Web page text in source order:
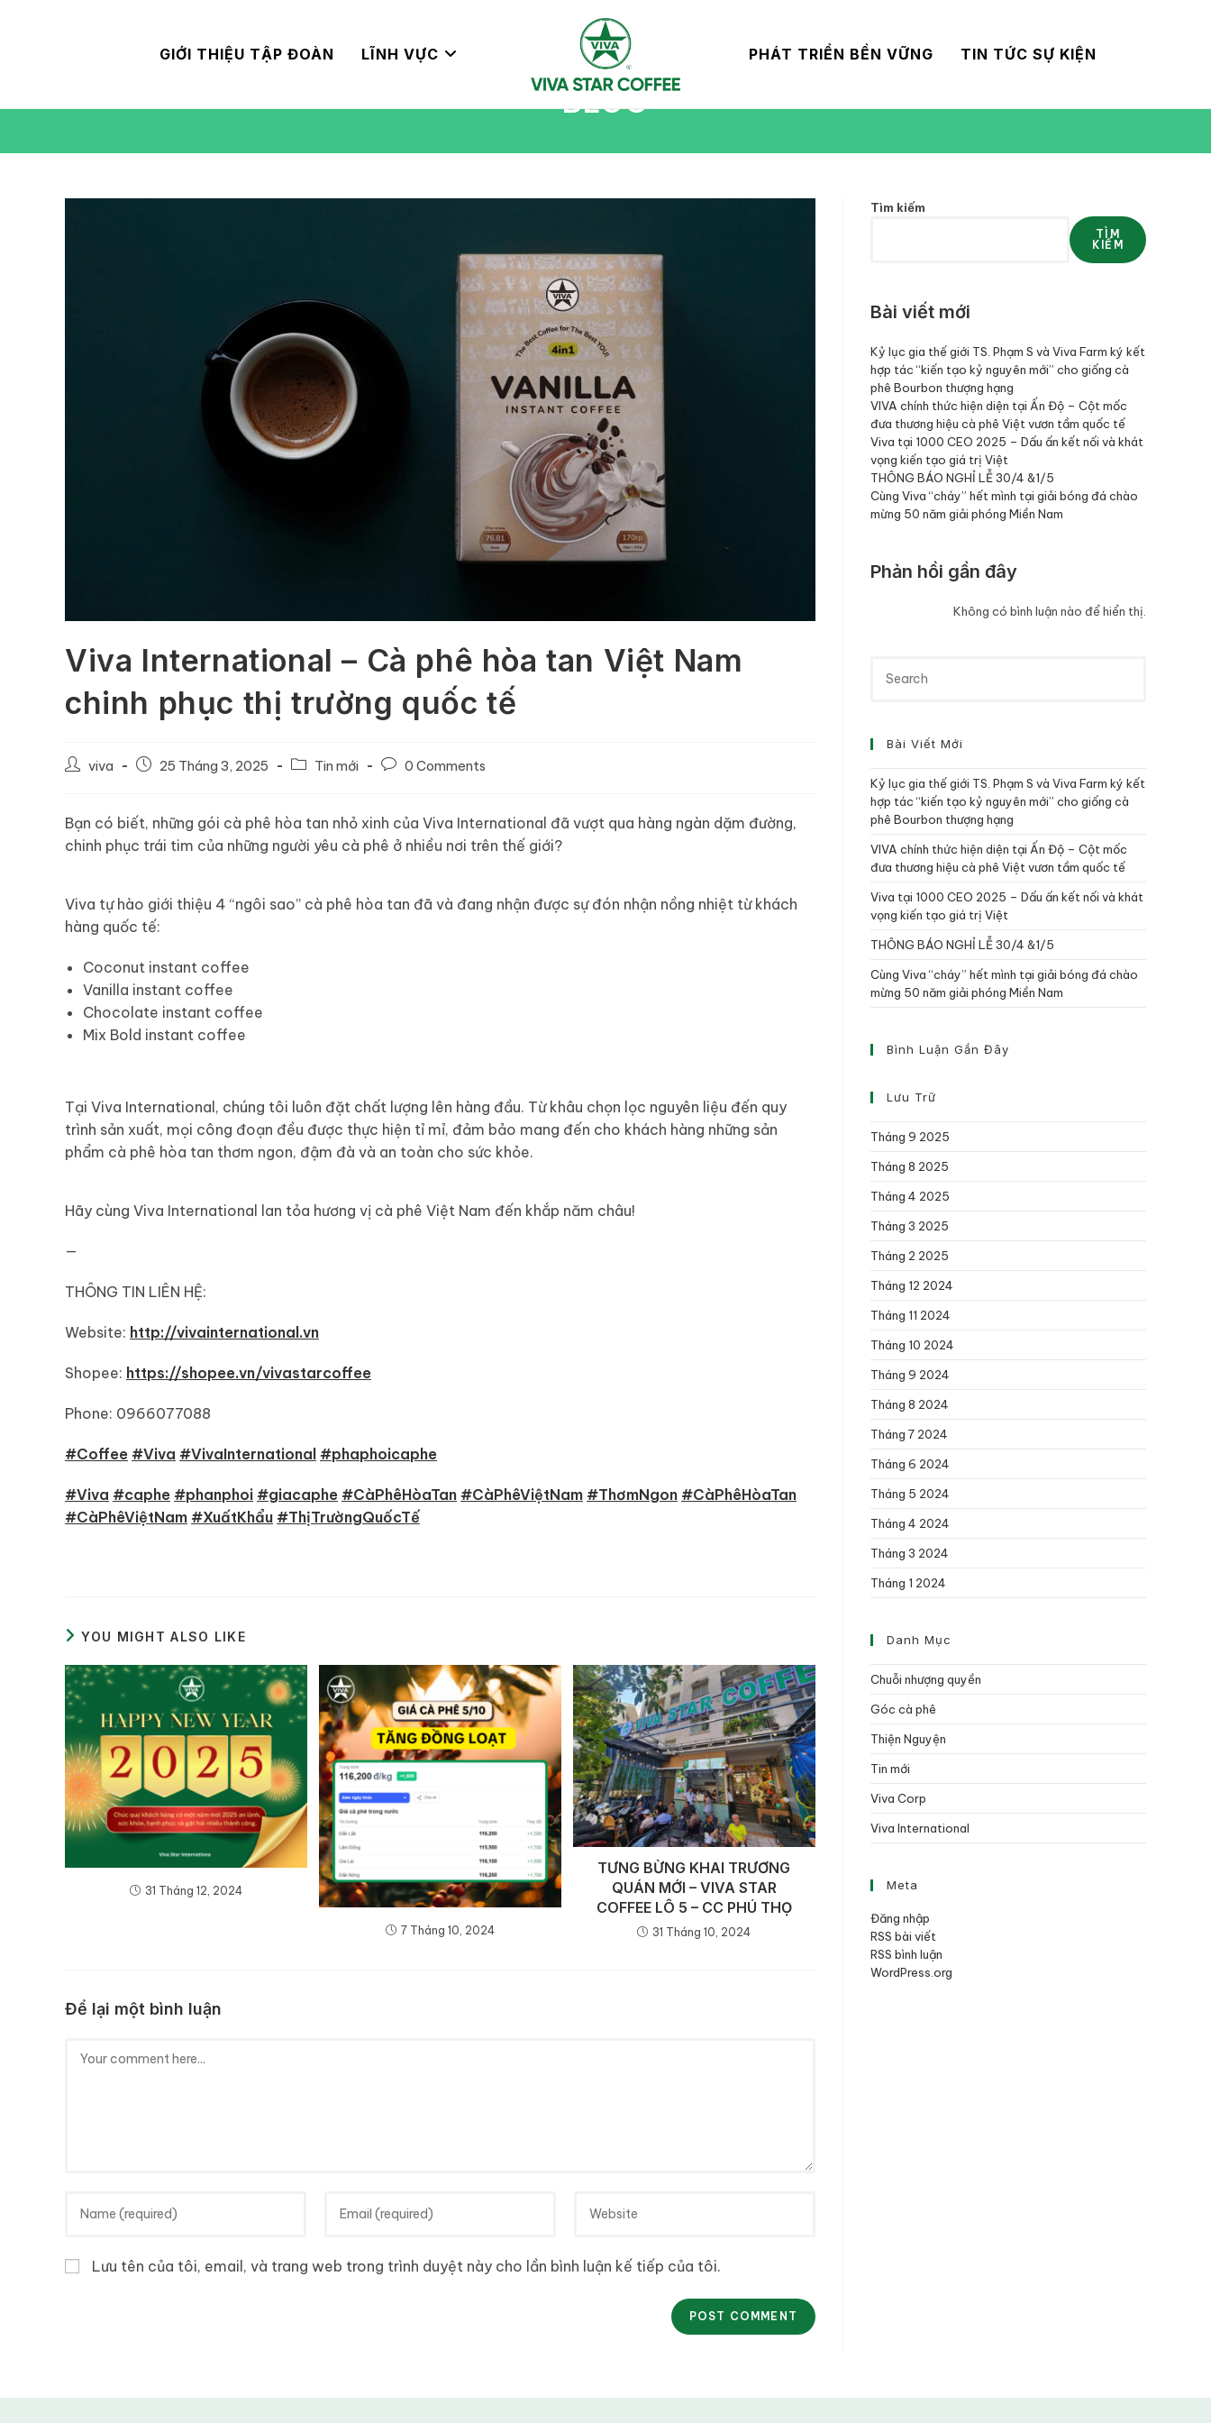
GIỚI THIỆU TẬP ĐOÀN LĨNH VỰC PHÁT TRIỂN BỀN VỮNG TIN TỨC SỰ KIỆN
BLOG
Viva International – Cà phê hòa tan Việt Nam
chinh phục thị trường quốc tế
viva 25 Tháng 3, 2025 Tin mới 0 Comments
Bạn có biết, những gói cà phê hòa tan nhỏ xinh của Viva International đã vượt qua hàng ngàn dặm đường,
chinh phục trái tim của những người yêu cà phê ở nhiều nơi trên thế giới?
Viva tự hào giới thiệu 4 “ngôi sao” cà phê hòa tan đã và đang nhận được sự đón nhận nồng nhiệt từ khách
hàng quốc tế:
Coconut instant coffee
Vanilla instant coffee
Chocolate instant coffee
Mix Bold instant coffee
Tại Viva International, chúng tôi luôn đặt chất lượng lên hàng đầu. Từ khâu chọn lọc nguyên liệu đến quy
trình sản xuất, mọi công đoạn đều được thực hiện tỉ mỉ, đảm bảo mang đến cho khách hàng những sản
phẩm cà phê hòa tan thơm ngon, đậm đà và an toàn cho sức khỏe.
Hãy cùng Viva International lan tỏa hương vị cà phê Việt Nam đến khắp năm châu!
—
THÔNG TIN LIÊN HỆ:
Website: http://vivainternational.vn
Shopee: https://shopee.vn/vivastarcoffee
Phone: 0966077088
#Coffee #Viva #VivaInternational #phaphoicaphe
#Viva #caphe #phanphoi #giacaphe #CàPhêHòaTan #CàPhêViệtNam #ThơmNgon #CàPhêHòaTan
#CàPhêViệtNam #XuấtKhẩu #ThịTrườngQuốcTế
YOU MIGHT ALSO LIKE
31 Tháng 12, 2024
7 Tháng 10, 2024
TƯNG BỪNG KHAI TRƯƠNG
QUÁN MỚI – VIVA STAR
COFFEE LÔ 5 – CC PHÚ THỌ
31 Tháng 10, 2024
Để lại một bình luận
Lưu tên của tôi, email, và trang web trong trình duyệt này cho lần bình luận kế tiếp của tôi.
Tìm kiếm
TÌM
KIẾM
Bài viết mới
Kỷ lục gia thế giới TS. Phạm S và Viva Farm ký kết
hợp tác “kiến tạo kỷ nguyên mới” cho giống cà
phê Bourbon thượng hạng
VIVA chính thức hiện diện tại Ấn Độ – Cột mốc
đưa thương hiệu cà phê Việt vươn tầm quốc tế
Viva tại 1000 CEO 2025 – Dấu ấn kết nối và khát
vọng kiến tạo giá trị Việt
THÔNG BÁO NGHỈ LỄ 30/4 &1/5
Cùng Viva “cháy” hết mình tại giải bóng đá chào
mừng 50 năm giải phóng Miền Nam
Phản hồi gần đây
Không có bình luận nào để hiển thị.
Bài Viết Mới
Kỷ lục gia thế giới TS. Phạm S và Viva Farm ký kết
hợp tác “kiến tạo kỷ nguyên mới” cho giống cà
phê Bourbon thượng hạng
VIVA chính thức hiện diện tại Ấn Độ – Cột mốc
đưa thương hiệu cà phê Việt vươn tầm quốc tế
Viva tại 1000 CEO 2025 – Dấu ấn kết nối và khát
vọng kiến tạo giá trị Việt
THÔNG BÁO NGHỈ LỄ 30/4 &1/5
Cùng Viva “cháy” hết mình tại giải bóng đá chào
mừng 50 năm giải phóng Miền Nam
Bình Luận Gần Đây
Lưu Trữ
Tháng 9 2025
Tháng 8 2025
Tháng 4 2025
Tháng 3 2025
Tháng 2 2025
Tháng 12 2024
Tháng 11 2024
Tháng 10 2024
Tháng 9 2024
Tháng 8 2024
Tháng 7 2024
Tháng 6 2024
Tháng 5 2024
Tháng 4 2024
Tháng 3 2024
Tháng 1 2024
Danh Mục
Chuỗi nhượng quyền
Góc cà phê
Thiện Nguyện
Tin mới
Viva Corp
Viva International
Meta
Đăng nhập
RSS bài viết
RSS bình luận
WordPress.org